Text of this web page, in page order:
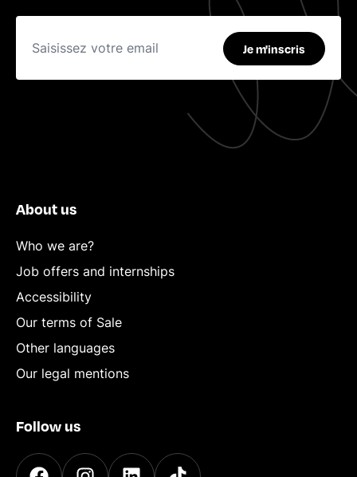
Je m'inscris
About us
Who we are?
Job offers and internships
Accessibility
Our terms of Sale
Other languages
Our legal mentions
Follow us